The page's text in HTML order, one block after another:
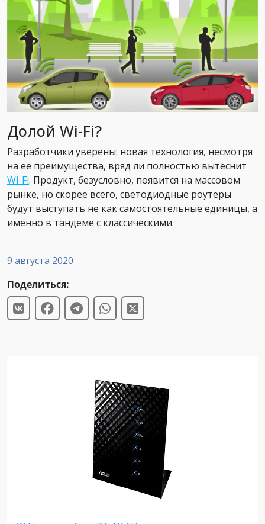
9 августа 2020
Поделиться:
Долой Wi-Fi?
Разработчики уверены: новая технология, несмотря
на ее преимущества, вряд ли полностью вытеснит
Wi-Fi. Продукт, безусловно, появится на массовом
рынке, но скорее всего, светодиодные роутеры
будут выступать не как самостоятельные единицы, а
именно в тандеме с классическими.